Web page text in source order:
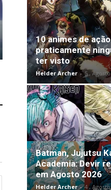
10 animes de
praticamente
ter visto
Helder Archer - 5 ,
Batman, Jujutsu
Academia: Devir
em Agosto 2026
Helder Archer - 4 ,